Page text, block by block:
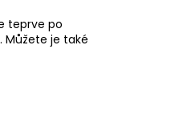
teprve po
je také